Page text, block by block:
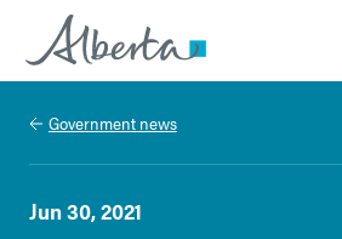
Alberta.ca
Government news
Jun 30, 2021